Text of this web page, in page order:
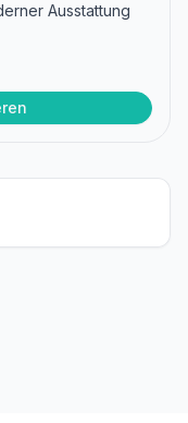
Ausstattung